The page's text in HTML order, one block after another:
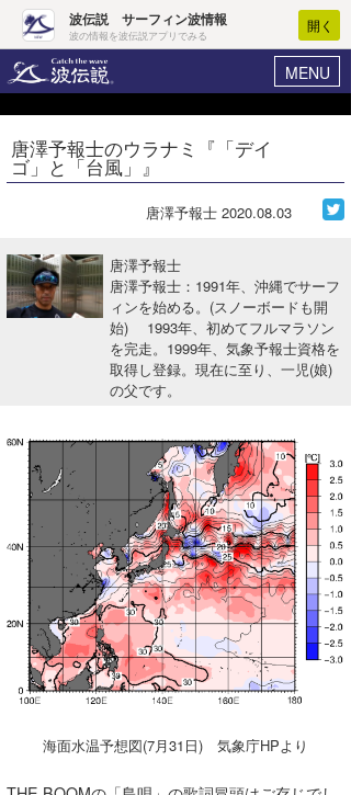
波伝説 サーフィン波情報
波の情報を波伝説アプリでみる
開く
MENU
ヘルプ マイホーム
ログイン
波情報･概況
WAVE HUNTER 波予想ツール
会員メニュー
今月のプレゼント
唐澤予報士のウラナミ『「デイ
ゴ」と「台風」』
唐澤予報士 2020.08.03
唐澤予報士
唐澤予報士：1991年、沖縄でサーフ
ィンを始める。(スノーボードも開
始) 1993年、初めてフルマラソン
を完走。1999年、気象予報士資格を
取得し登録。現在に至り、一児(娘)
の父です。
海面水温予想図(7月31日) 気象庁HPより
Core Surf Japan
アート＆エンタメ
ショップ情報
湘南
千葉北
伊豆
千葉南
大阪
ウラナミ
お知らせ
その他
ルール＆How to
VOTE!